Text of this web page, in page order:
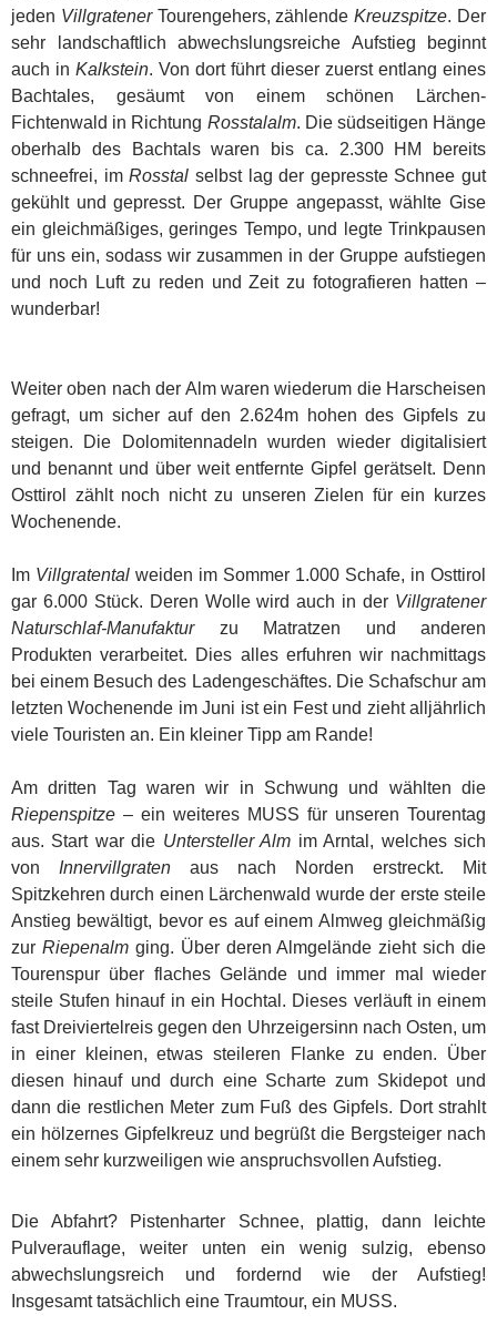
jeden VillgratenerTourengehers, zählendeKreuzspitze. Der
sehr landschaftlich abwechslungsreiche Aufstieg beginnt
auch in Kalkstein. Von dort führt dieser zuerst entlang eines
Bachtales, gesäumt von einem schönen Lärchen-
Fichtenwald in Richtung Rosstalalm. Die südseitigen Hänge
oberhalb des Bachtals waren bis ca. 2.300 HM bereits
schneefrei, imRosstal selbst lag der gepresste Schnee gut
gekühlt und gepresst. Der Gruppe angepasst, wählte Gise
ein gleichmäßiges, geringes Tempo, und legte Trinkpausen
für uns ein, sodass wir zusammen in der Gruppe aufstiegen
und noch Luft zu reden und Zeit zu fotografieren hatten –
wunderbar!
Weiter oben nach der Alm waren wiederum die Harscheisen
gefragt, um sicher auf den 2.624m hohen des Gipfels zu
steigen. Die Dolomitennadeln wurden wieder digitalisiert
und benannt und über weit entfernte Gipfel gerätselt. Denn
Osttirol zählt noch nicht zu unseren Zielen für ein kurzes
Wochenende.
Im Villgratental weiden im Sommer 1.000 Schafe, in Osttirol
gar 6.000 Stück. Deren Wolle wird auch in der Villgratener
Naturschlaf-Manufakturzu Matratzen und anderen
Produkten verarbeitet. Dies alles erfuhren wir nachmittags
bei einem Besuch des Ladengeschäftes. Die Schafschur am
letzten Wochenende im Juni ist ein Fest und zieht alljährlich
viele Touristen an. Ein kleiner Tipp am Rande!
Am dritten Tag waren wir in Schwung und wählten die
Riepenspitze – ein weiteres MUSS für unseren Tourentag
aus. Start war die Untersteller Alm im Arntal, welches sich
von Innervillgraten aus nach Norden erstreckt. Mit
Spitzkehren durch einen Lärchenwald wurde der erste steile
Anstieg bewältigt, bevor es auf einem Almweg gleichmäßig
zur Riepenalm ging. Über deren Almgelände zieht sich die
Tourenspur über flaches Gelände und immer mal wieder
steile Stufen hinauf in ein Hochtal. Dieses verläuft in einem
fast Dreiviertelreis gegen den Uhrzeigersinn nach Osten, um
in einer kleinen, etwas steileren Flanke zu enden. Über
diesen hinauf und durch eine Scharte zum Skidepot und
dann die restlichen Meter zum Fuß des Gipfels. Dort strahlt
ein hölzernes Gipfelkreuz und begrüßt die Bergsteiger nach
einem sehr kurzweiligen wie anspruchsvollen Aufstieg.
Die Abfahrt? Pistenharter Schnee, plattig, dann leichte
Pulverauflage, weiter unten ein wenig sulzig, ebenso
abwechslungsreich und fordernd wie der Aufstieg!
Insgesamt tatsächlich eine Traumtour, ein MUSS.